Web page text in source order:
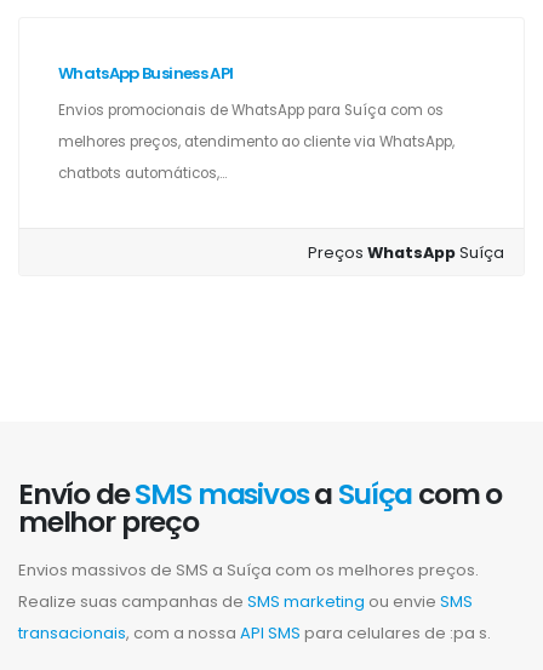
WhatsApp Business API
Envios promocionais de WhatsApp para Suíça com os
melhores preços, atendimento ao cliente via WhatsApp,
chatbots automáticos,...
PreçosWhatsAppSuíça
Envío deSMS masivosaSuíçacom o
melhor preço
Envios massivos de SMS a Suíça com os melhores preços.
Realize suas campanhas de SMS marketing ou envie SMS
transacionais, com a nossa API SMS para celulares de :pa s.